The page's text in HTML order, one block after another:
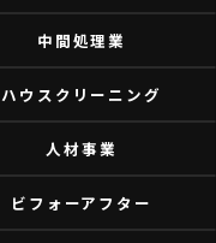
中間処理業
ハウスクリーニング
人材事業
ビフォーアフター